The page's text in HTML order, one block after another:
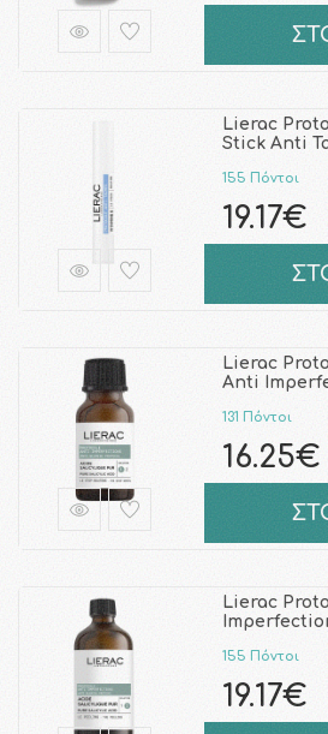
Lierac
Stick Anti
155 Πόντοι
19.17€
Lierac
Anti
131 Πόντοι
16.25€
Lierac
155 Πόντοι
19.17€